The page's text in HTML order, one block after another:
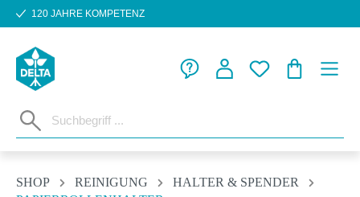
Zum Hauptinhalt springen
120 JAHRE KOMPETENZ
SHOP REINIGUNG
HALTER & SPENDER